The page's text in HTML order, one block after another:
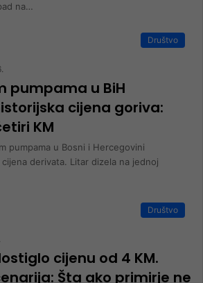
na…
Društvo
pumpama u BiH
cijena goriva:
KM
pumpama u Bosni i Hercegovini
derivata. Litar dizela na jednoj
Društvo
cijenu od 4 KM.
Šta ako primirje ne